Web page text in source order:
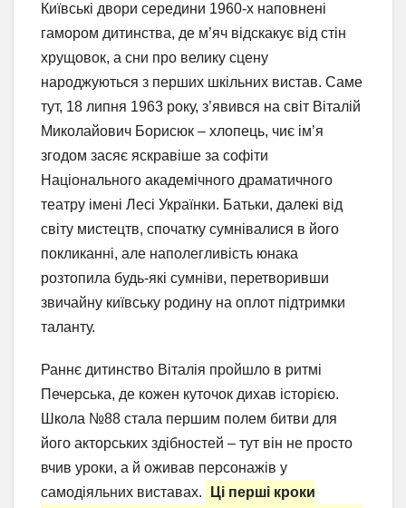
Київські двори середини 1960-х наповнені
гамором дитинства, де м’яч відскакує від стін
хрущовок, а сни про велику сцену
народжуються з перших шкільних вистав. Саме
тут, 18 липня 1963 року, з’явився на світ Віталій
Миколайович Борисюк – хлопець, чиє ім’я
згодом засяє яскравіше за софіти
Національного академічного драматичного
театру імені Лесі Українки. Батьки, далекі від
світу мистецтв, спочатку сумнівалися в його
покликанні, але наполегливість юнака
розтопила будь-які сумніви, перетворивши
звичайну київську родину на оплот підтримки
таланту.
Раннє дитинство Віталія пройшло в ритмі
Печерська, де кожен куточок дихав історією.
Школа №88 стала першим полем битви для
його акторських здібностей – тут він не просто
вчив уроки, а й оживав персонажів у
самодіяльних виставах.
Ці перші кроки